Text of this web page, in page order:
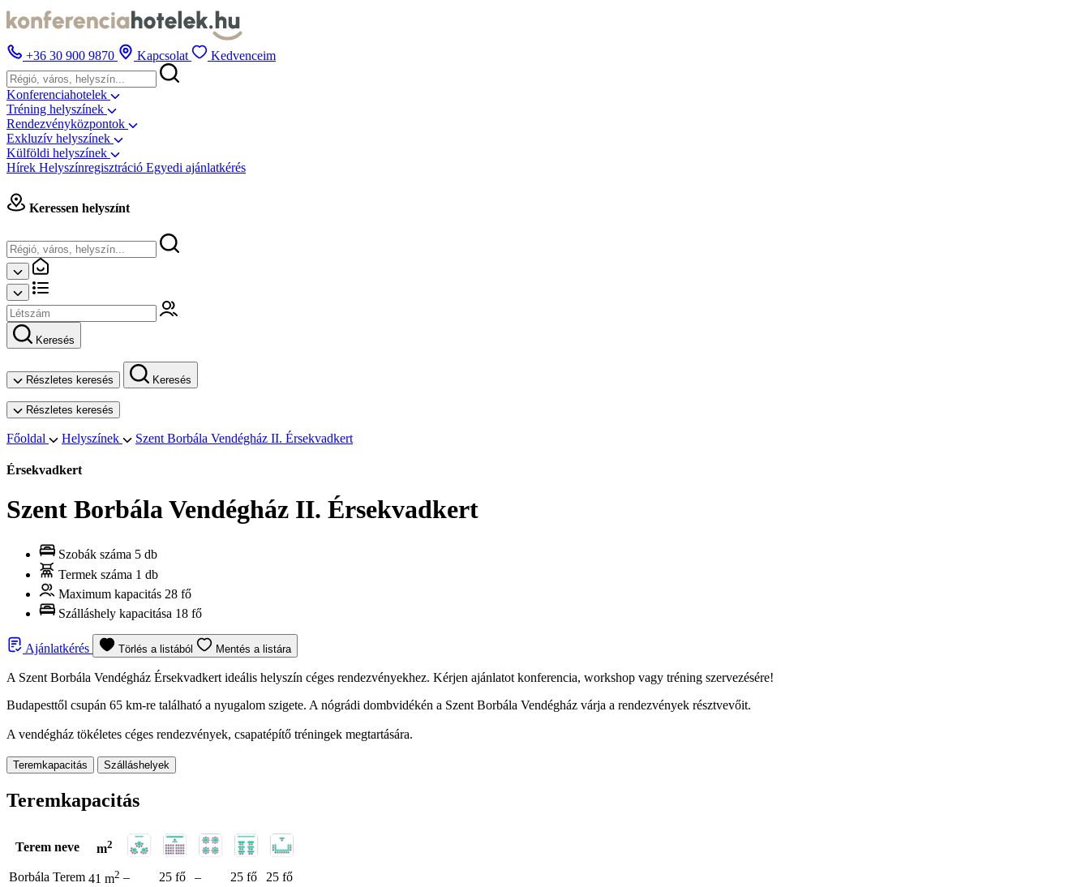
+36 30 900 9870 Kapcsolat Kedvenceim
Konferenciahotelek
Tréning helyszínek
Rendezvényközpontok
Exkluzív helyszínek
Külföldi helyszínek
Hírek Helyszínregisztráció Egyedi ajánlatkérés
Keressen helyszínt
Keresés
Részletes keresés Keresés
Részletes keresés
Főoldal Helyszínek Szent Borbála Vendégház II. Érsekvadkert
Érsekvadkert
Szent Borbála Vendégház II. Érsekvadkert
Szobák száma 5 db
Termek száma 1 db
Maximum kapacitás 28 fő
Szálláshely kapacitása 18 fő
Ajánlatkérés Törlés a listából Mentés a listára
A Szent Borbála Vendégház Érsekvadkert ideális helyszín céges rendezvényekhez. Kérjen ajánlatot konferencia, workshop vagy tréning szervezésére!
Budapesttől csupán 65 km-re található a nyugalom szigete. A nógrádi dombvidékén a Szent Borbála Vendégház várja a rendezvények résztvevőit.
A vendégház tökéletes céges rendezvények, csapatépítő tréningek megtartására.
Teremkapacitás Szálláshelyek
Teremkapacitás
Terem neve m2
Borbála Terem 41 m2 – 25 fő – 25 fő 25 fő